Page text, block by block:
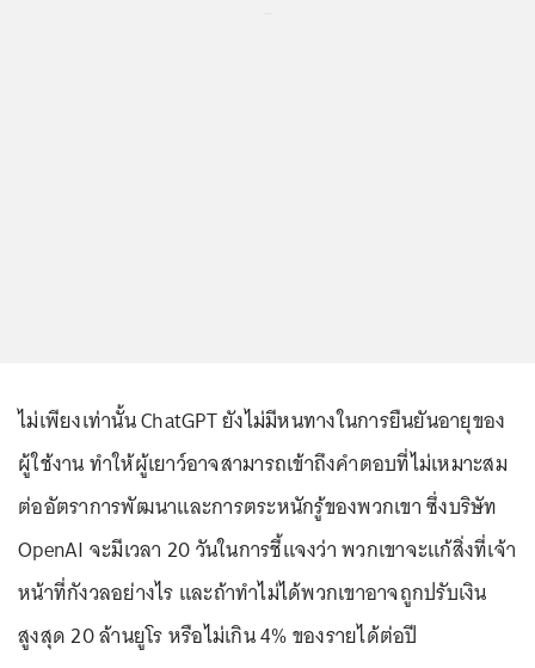
ไม่เพียงเท่านั้น ChatGPT ยังไม่มีหนทางในการยืนยันอายุของ
ผู้ใช้งาน ทำให้ผู้เยาว์อาจสามารถเข้าถึงคำตอบที่ไม่เหมาะสม
ต่ออัตราการพัฒนาและการตระหนักรู้ของพวกเขา ซึ่งบริษัท
OpenAI จะมีเวลา 20 วันในการชี้แจงว่า พวกเขาจะแก้สิ่งที่เจ้า
หน้าที่กังวลอย่างไร และถ้าทำไม่ได้พวกเขาอาจถูกปรับเงิน
สูงสุด 20 ล้านยูโร หรือไม่เกิน 4% ของรายได้ต่อปี